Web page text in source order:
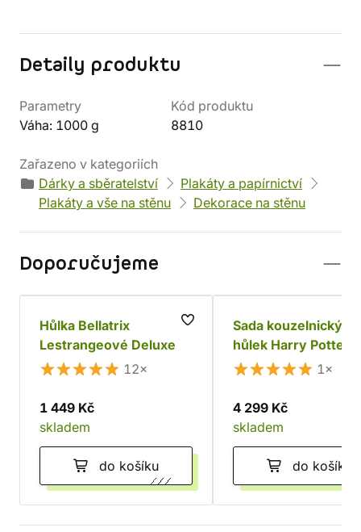
Detaily produktu
Parametry
Váha: 1000 g
Kód produktu
8810
Zařazeno v kategoriích
Dárky a sběratelství
Plakáty a papírnictví
Plakáty a vše na stěnu
Dekorace na stěnu
Doporučujeme
Hůlka Bellatrix
Lestrangeové Deluxe
12×
1 449 Kč
skladem
do košíku
Sada kouzelnických
hůlek Harry Potter -
Dark Wizard 1×
4 299 Kč
skladem
do košíku